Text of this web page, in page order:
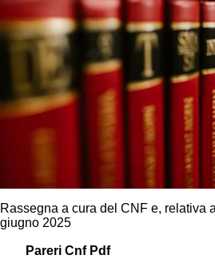
Rassegna a cura del CNF e, relativa
giugno 2025
Pareri Cnf Pdf